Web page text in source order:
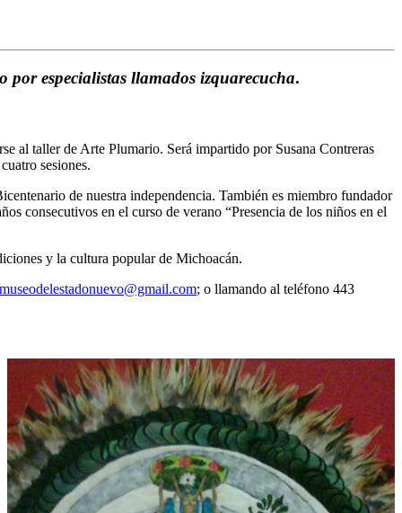
por especialistas llamados izquarecucha.
al taller de Arte Plumario. Será impartido por Susana Contreras
sesiones.
de nuestra independencia. También es miembro fundador
consecutivos en el curso de verano “Presencia de los niños en el
y la cultura popular de Michoacán.
museodelestadonuevo@gmail.com; o llamando al teléfono 443